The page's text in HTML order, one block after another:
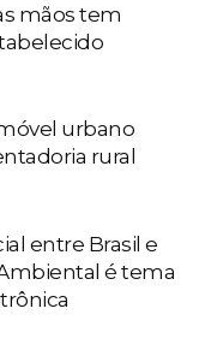
mãos tem
urbano
rural
entre Brasil e
é tema